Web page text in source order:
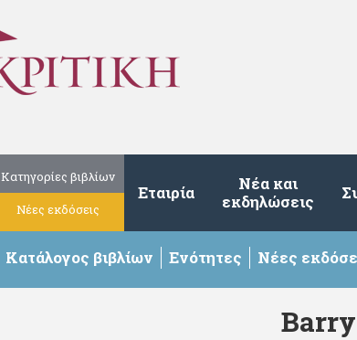
Κατηγορίες βιβλίων
Νέες εκδόσεις
Εταιρία
Νέα και
εκδηλώσεις
Κατάλογος βιβλίων Ενότητες Νέες